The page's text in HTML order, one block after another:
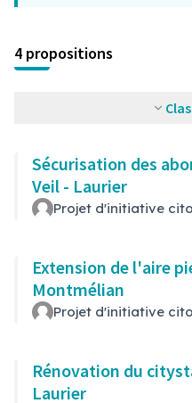
4 propositions
Sécurisation des
Veil - Laurier
Projet d'initiative
Extension de l'aire
Montmélian
Projet d'initiative
Rénovation du
Laurier